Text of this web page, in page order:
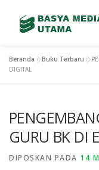
TENTANG KAMI
GALLERY
CONTACT
Beranda »Buku Terbaru »
DIGITAL
GURU BK DI
DIPOSKAN PADA 14